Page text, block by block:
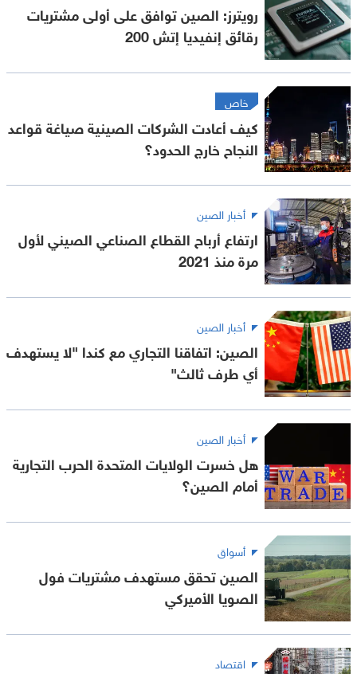
رويترز: الصين توافق على أولى مشتريات
رقائق إنفيديا إتش 200
خاص
كيف أعادت الشركات الصينية صياغة قواعد
النجاح خارج الحدود؟
أخبار الصين
ارتفاع أرباح القطاع الصناعي الصيني لأول
مرة منذ 2021
أخبار الصين
الصين: اتفاقنا التجاري مع كندا "لا يستهدف
أي طرف ثالث"
أخبار الصين
هل خسرت الولايات المتحدة الحرب التجارية
أمام الصين؟
أسواق
الصين تحقق مستهدف مشتريات فول
الصويا الأميركي
اقتصاد